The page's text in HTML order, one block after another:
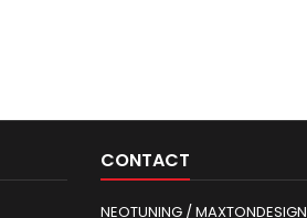
CONTACT
NEOTUNING / MAXTONDESIGN